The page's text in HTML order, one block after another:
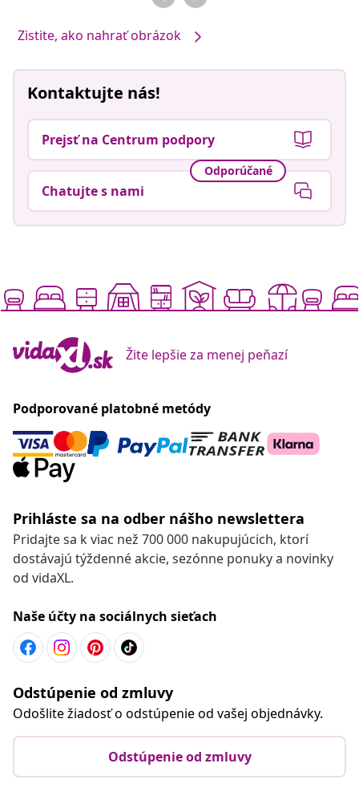
Zistite, ako nahrať obrázok
Kontaktujte nás!
Prejsť na Centrum podpory
Odporúčané
Chatujte s nami
Žite lepšie za menej peňazí
Podporované platobné metódy
Prihláste sa na odber nášho newslettera
Pridajte sa k viac než 700 000 nakupujúcich, ktorí
dostávajú týždenné akcie, sezónne ponuky a novinky
od vidaXL.
Naše účty na sociálnych sieťach
Odstúpenie od zmluvy
Odošlite žiadosť o odstúpenie od vašej objednávky.
Odstúpenie od zmluvy